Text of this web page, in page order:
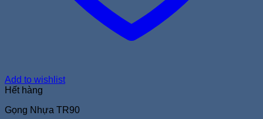
Add to wishlist
Hết hàng
Gọng Nhựa TR90